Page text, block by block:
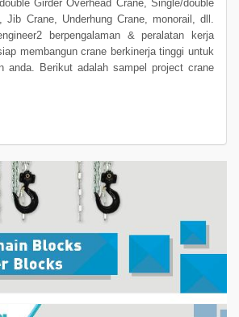
Girder Overhead Crane, Single/double
Jib Crane, Underhung Crane, monorail, dll.
berpengalaman & peralatan kerja
membangun crane berkinerja tinggi untuk
anda. Berikut adalah sampel project crane